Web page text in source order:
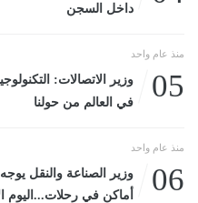
داخل السجن
منذ عام واحد
05
وزير الاتصالات:
في العالم من حولنا
منذ عام واحد
06
وزير الصناعة والنقل